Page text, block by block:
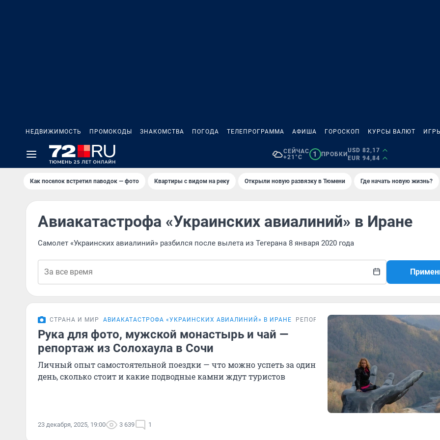
НЕДВИЖИМОСТЬ ПРОМОКОДЫ ЗНАКОМСТВА ПОГОДА ТЕЛЕПРОГРАММА АФИША ГОРОСКОП КУРСЫ ВАЛЮТ
СЕЙЧАС
+21°C
1 ПРОБКИ
USD 82,17
EUR 94,84
Как поселок встретил паводок — фото Квартиры с видом на реку Открыли новую развязку в Тюмени Где начать новую жизнь?
Авиакатастрофа «Украинских авиалиний» в Иране
Самолет «Украинских авиалиний» разбился после вылета из Тегерана 8 января 2020 года
СТРАНА И МИР АВИАКАТАСТРОФА «УКРАИНСКИХ АВИАЛИНИЙ» В ИРАНЕ РЕПОРТАЖ
Рука для фото, мужской монастырь и чай —
репортаж из Солохаула в Сочи
Личный опыт самостоятельной поездки — что можно успеть за один
день, сколько стоит и какие подводные камни ждут туристов
23 декабря, 2025, 19:00 3 639 1